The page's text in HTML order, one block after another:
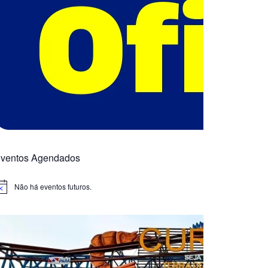
Agendados
Não há eventos futuros.